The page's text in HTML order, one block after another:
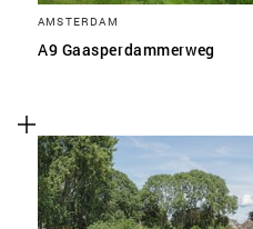
AMSTERDAM
A9 Gaasperdammerweg